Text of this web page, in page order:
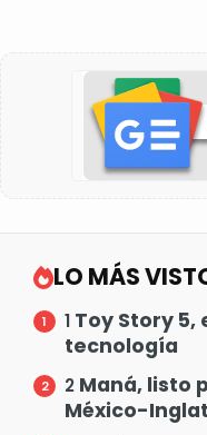
LO MÁS
1 Toy Story 5,
tecnología
2 Maná, listo
México-